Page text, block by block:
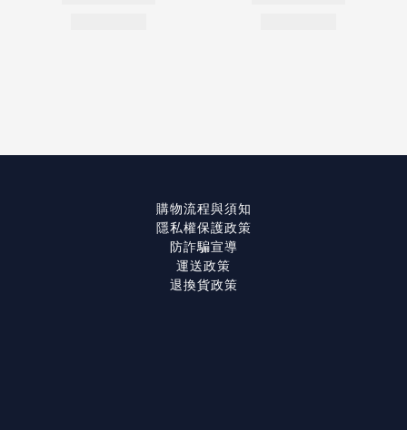
購物流程與須知
隱私權保護政策
防詐騙宣導
運送政策
退換貨政策